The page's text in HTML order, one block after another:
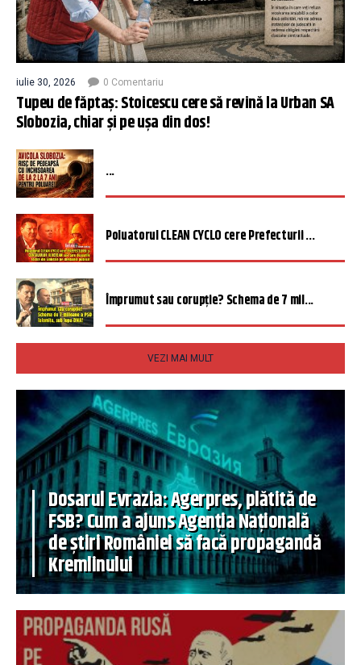
iulie 30, 2026 0 Comentariu
Tupeu de făptaș: Stoicescu cere să revină la Urban SA
Slobozia, chiar și pe ușa din dos!
...
Poluatorul CLEAN CYCLO cere Prefecturii ...
Împrumut sau corupție? Schema de 7 mil...
VEZI MAI MULT
Dosarul Evrazia: Agerpres, plătită de
FSB? Cum a ajuns Agenția Națională
de știri României să facă propagandă
Kremlinului